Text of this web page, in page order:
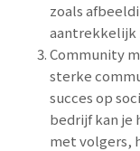
zoals
aantrekkelijk
Community
sterke
succes op
bedrijf kan je
met volgers,